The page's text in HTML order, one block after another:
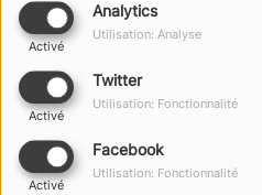
Analytics
Activé
Utilisation: Analyse
Twitter
Activé
Utilisation: Fonctionnalité
Facebook
Activé
Utilisation: Fonctionnalité